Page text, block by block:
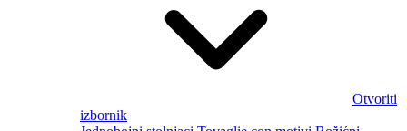
Otvoriti
izbornik